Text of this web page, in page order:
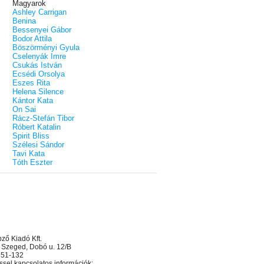
Magyarok
Ashley Carrigan
Benina
Bessenyei Gábor
Bodor Attila
Böszörményi Gyula
Cselenyák Imre
Csukás István
Ecsédi Orsolya
Eszes Rita
Helena Silence
Kántor Kata
On Sai
Rácz-Stefán Tibor
Róbert Katalin
Spirit Bliss
Szélesi Sándor
Tavi Kata
Tóth Eszter
Kiadó Kft.
Dobó u. 12/B
132